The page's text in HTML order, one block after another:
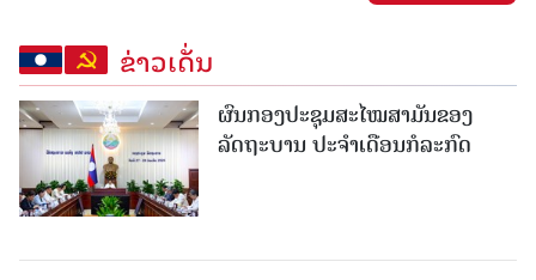
ຂ່າວເດັ່ນ
ຜົນກອງປະຊຸມສະໄໝສາມັນຂອງ
ລັດຖະບານ ປະຈຳເດືອນກໍລະກົດ